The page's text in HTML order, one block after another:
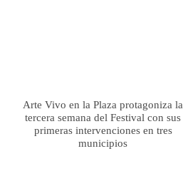
Arte Vivo en la Plaza protagoniza la
tercera semana del Festival con sus
primeras intervenciones en tres
municipios